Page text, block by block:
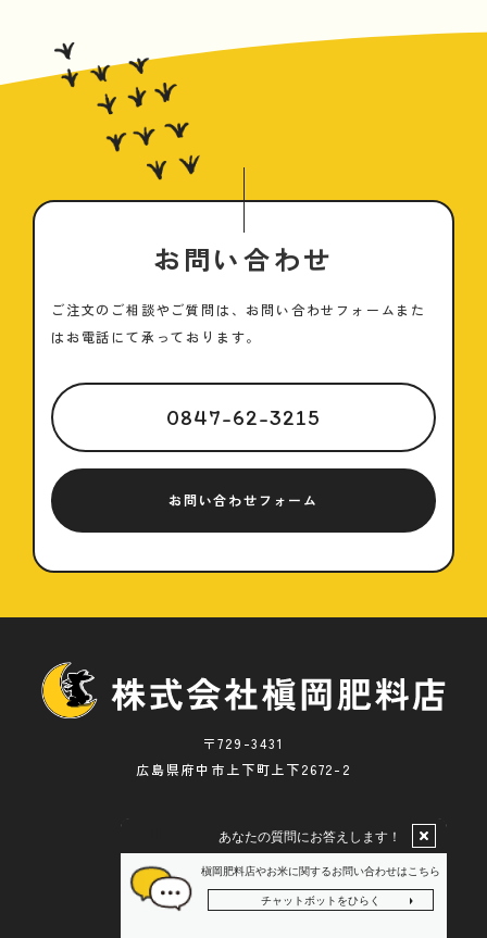
お問い合わせ
ご注文のご相談やご質問は、お問い合わせフォームまた
はお電話にて承っております。
0847-62-3215
お問い合わせフォーム
〒729-3431
広島県府中市上下町上下2672-2